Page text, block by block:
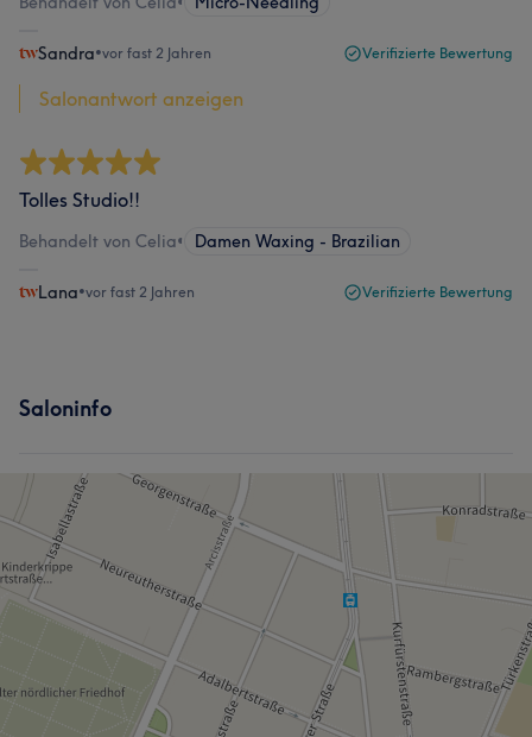
Sandra•vor fast 2 Jahren Verifizierte Bewertung
Salonantwort anzeigen
Tolles Studio!!
Behandelt von Celia• Damen Waxing - Brazilian
Lana•vor fast 2 Jahren Verifizierte Bewertung
Saloninfo